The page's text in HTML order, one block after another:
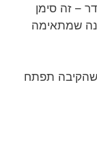
– זה סימן
שמתאימה
שהקיבה תפתח